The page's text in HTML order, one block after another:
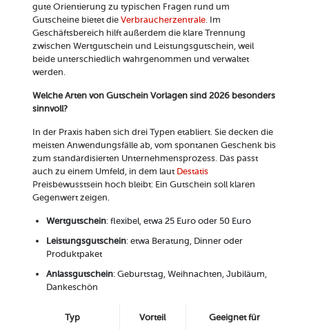
gute Orientierung zu typischen Fragen rund um
Gutscheine bietet die Verbraucherzentrale. Im
Geschäftsbereich hilft außerdem die klare Trennung
zwischen Wertgutschein und Leistungsgutschein, weil
beide unterschiedlich wahrgenommen und verwaltet
werden.
Welche Arten von Gutschein Vorlagen sind 2026 besonders
sinnvoll?
In der Praxis haben sich drei Typen etabliert. Sie decken die
meisten Anwendungsfälle ab, vom spontanen Geschenk bis
zum standardisierten Unternehmensprozess. Das passt
auch zu einem Umfeld, in dem laut Destatis
Preisbewusstsein hoch bleibt: Ein Gutschein soll klaren
Gegenwert zeigen.
Wertgutschein: flexibel, etwa 25 Euro oder 50 Euro
Leistungsgutschein: etwa Beratung, Dinner oder
Produktpaket
Anlassgutschein: Geburtstag, Weihnachten, Jubiläum,
Dankeschön
Typ Vorteil Geeignet für